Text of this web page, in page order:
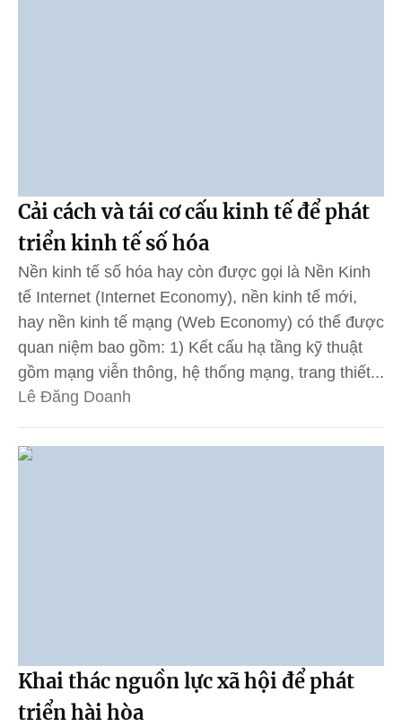
Cải cách và tái cơ cấu kinh tế để phát
triển kinh tế số hóa
Nền kinh tế số hóa hay còn được gọi là Nền Kinh
tế Internet (Internet Economy), nền kinh tế mới,
hay nền kinh tế mạng (Web Economy) có thể được
quan niệm bao gồm: 1) Kết cấu hạ tầng kỹ thuật
gồm mạng viễn thông, hệ thống mạng, trang thiết...
Lê Đăng Doanh
Khai thác nguồn lực xã hội để phát
triển hài hòa